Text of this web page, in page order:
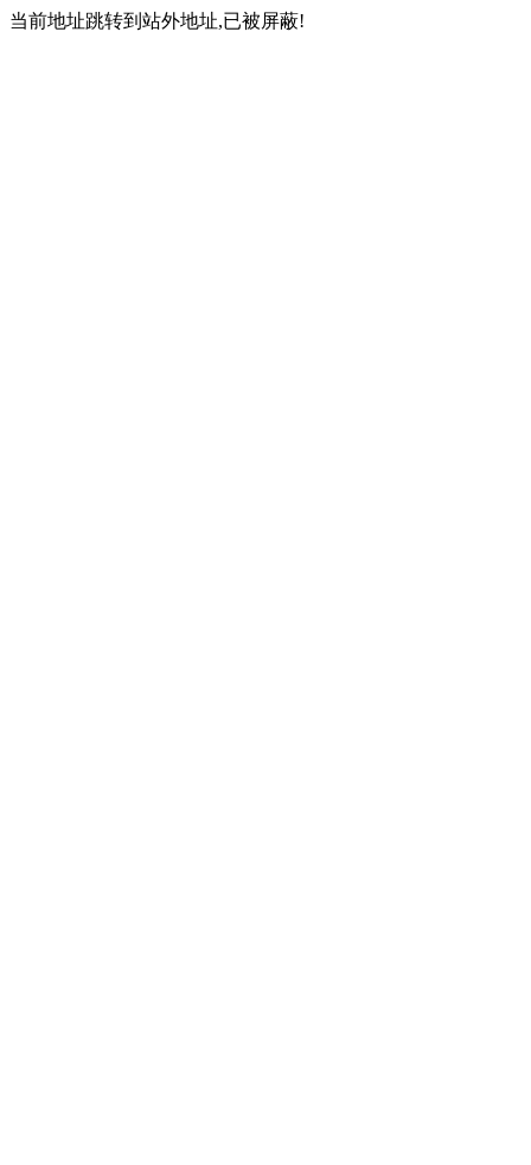
当前地址跳转到站外地址,已被屏蔽!